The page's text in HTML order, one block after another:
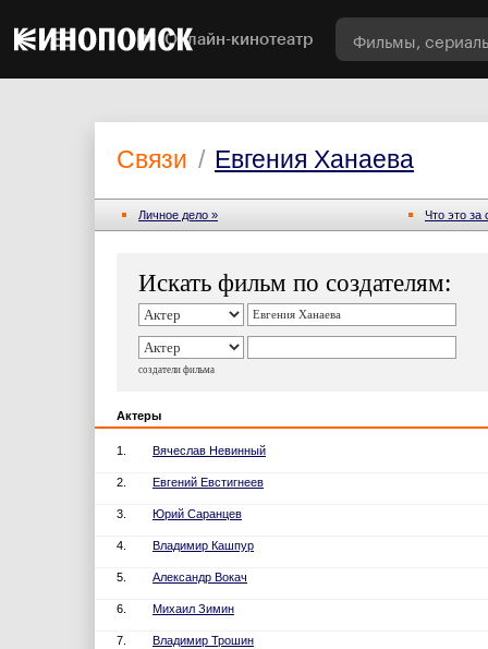
Онлайн-кинотеатр
Связи / Евгения Ханаева
Личное дело » Что это за
Искать фильм по создателям:
создатели фильма
Актеры
1. Вячеслав Невинный
2. Евгений Евстигнеев
3. Юрий Саранцев
4. Владимир Кашпур
5. Александр Вокач
6. Михаил Зимин
7. Владимир Трошин